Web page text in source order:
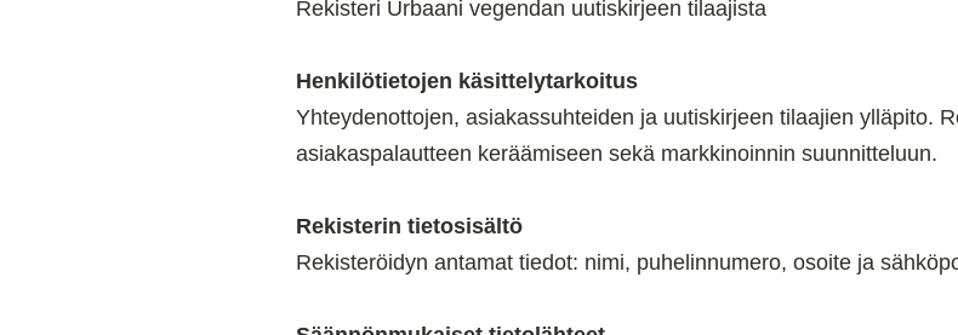
Rekisteri Urbaani vegendan uutiskirjeen tilaajista
Henkilötietojen käsittelytarkoitus
Yhteydenottojen, asiakassuhteiden ja uutiskirjeen tilaajien ylläpito.
asiakaspalautteen keräämiseen sekä markkinoinnin suunnitteluun.
Rekisterin tietosisältö
Rekisteröidyn antamat tiedot: nimi, puhelinnumero, osoite ja